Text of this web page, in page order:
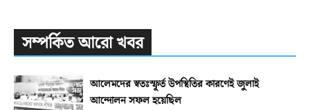
সম্পর্কিত আরো খবর
আলেমদের স্বতঃস্ফূর্ত উপস্থিতির কারণেই জুলাই
আন্দোলন সফল হয়েছিল